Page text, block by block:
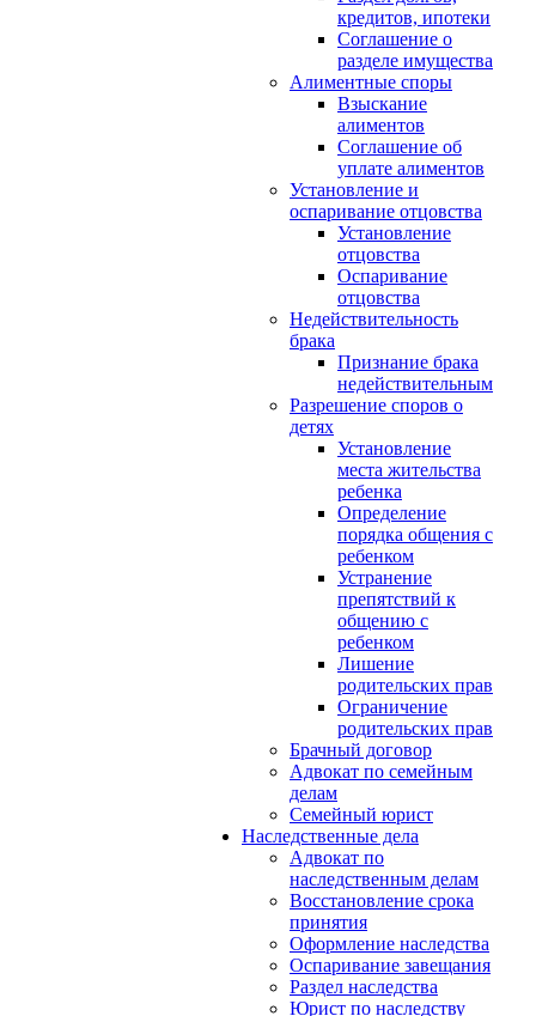
кредитов, ипотеки
Соглашение о
разделе имущества
Алиментные споры
Взыскание
алиментов
Соглашение об
уплате алиментов
Установление и
оспаривание отцовства
Установление
отцовства
Оспаривание
отцовства
Недействительность
брака
Признание брака
недействительным
Разрешение споров о
детях
Установление
места жительства
ребенка
Определение
порядка общения с
ребенком
Устранение
препятствий к
общению с
ребенком
Лишение
родительских прав
Ограничение
родительских прав
Брачный договор
Адвокат по семейным
делам
Семейный юрист
Наследственные дела
Адвокат по
наследственным делам
Восстановление срока
принятия
Оформление наследства
Оспаривание завещания
Раздел наследства
Юрист по наследству